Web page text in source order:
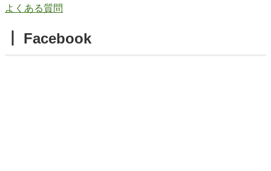
よくある質問
┃ Facebook